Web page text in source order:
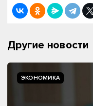
Другие новости
ЭКОНОМИКА